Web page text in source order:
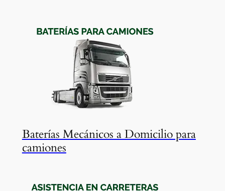
Baterías Mecánicos a Domicilio para
camiones